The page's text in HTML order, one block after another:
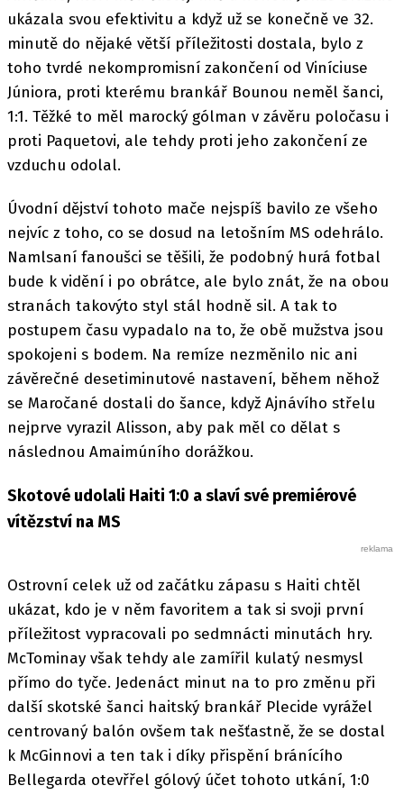
ukázala svou efektivitu a když už se konečně ve 32.
minutě do nějaké větší příležitosti dostala, bylo z
toho tvrdé nekompromisní zakončení od Viníciuse
Júniora, proti kterému brankář Bounou neměl šanci,
1:1. Těžké to měl marocký gólman v závěru poločasu i
proti Paquetovi, ale tehdy proti jeho zakončení ze
vzduchu odolal.
Úvodní dějství tohoto mače nejspíš bavilo ze všeho
nejvíc z toho, co se dosud na letošním MS odehrálo.
Namlsaní fanoušci se těšili, že podobný hurá fotbal
bude k vidění i po obrátce, ale bylo znát, že na obou
stranách takovýto styl stál hodně sil. A tak to
postupem času vypadalo na to, že obě mužstva jsou
spokojeni s bodem. Na remíze nezměnilo nic ani
závěrečné desetiminutové nastavení, během něhož
se Maročané dostali do šance, když Ajnávího střelu
nejprve vyrazil Alisson, aby pak měl co dělat s
následnou Amaimúního dorážkou.
Skotové udolali Haiti 1:0 a slaví své premiérové
vítězství na MS
Ostrovní celek už od začátku zápasu s Haiti chtěl
ukázat, kdo je v něm favoritem a tak si svoji první
příležitost vypracovali po sedmnácti minutách hry.
McTominay však tehdy ale zamířil kulatý nesmysl
přímo do tyče. Jedenáct minut na to pro změnu při
další skotské šanci haitský brankář Plecide vyrážel
centrovaný balón ovšem tak nešťastně, že se dostal
k McGinnovi a ten tak i díky přispění bránícího
Bellegarda otevřřel gólový účet tohoto utkání, 1:0